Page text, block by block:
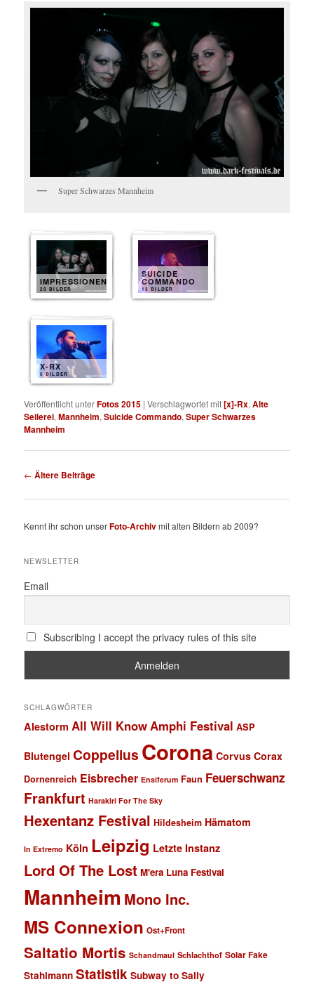
Super Schwarzes Mannheim
IMPRESSIONEN
20 BILDER
SUICIDE
COMMANDO
13 BILDER
X-RX
6 BILDER
Veröffentlicht unterFotos 2015 |Verschlagwortet mit[x]-Rx,Alte
Seilerei,Mannheim,Suicide Commando,Super Schwarzes
Mannheim
Beitragsnavigation
← Ältere Beiträge
Kennt ihr schon unserFoto-Archivmit alten Bildern ab 2009?
NEWSLETTER
Email
Subscribing I accept the privacy rules of this site
SCHLAGWÖRTER
Alestorm All Will KnowAmphi Festival ASP
Blutengel Coppelius Corona Corvus Corax
Dornenreich Eisbrecher Ensiferum Faun Feuerschwanz
Frankfurt Harakiri For The Sky
Hexentanz Festival Hildesheim Hämatom
In Extremo Köln Leipzig Letzte Instanz
Lord Of The Lost M'era Luna Festival
Mannheim Mono Inc.
MS Connexion Ost+Front
Saltatio Mortis Schandmaul Schlachthof Solar Fake
Stahlmann Statistik Subway to Sally